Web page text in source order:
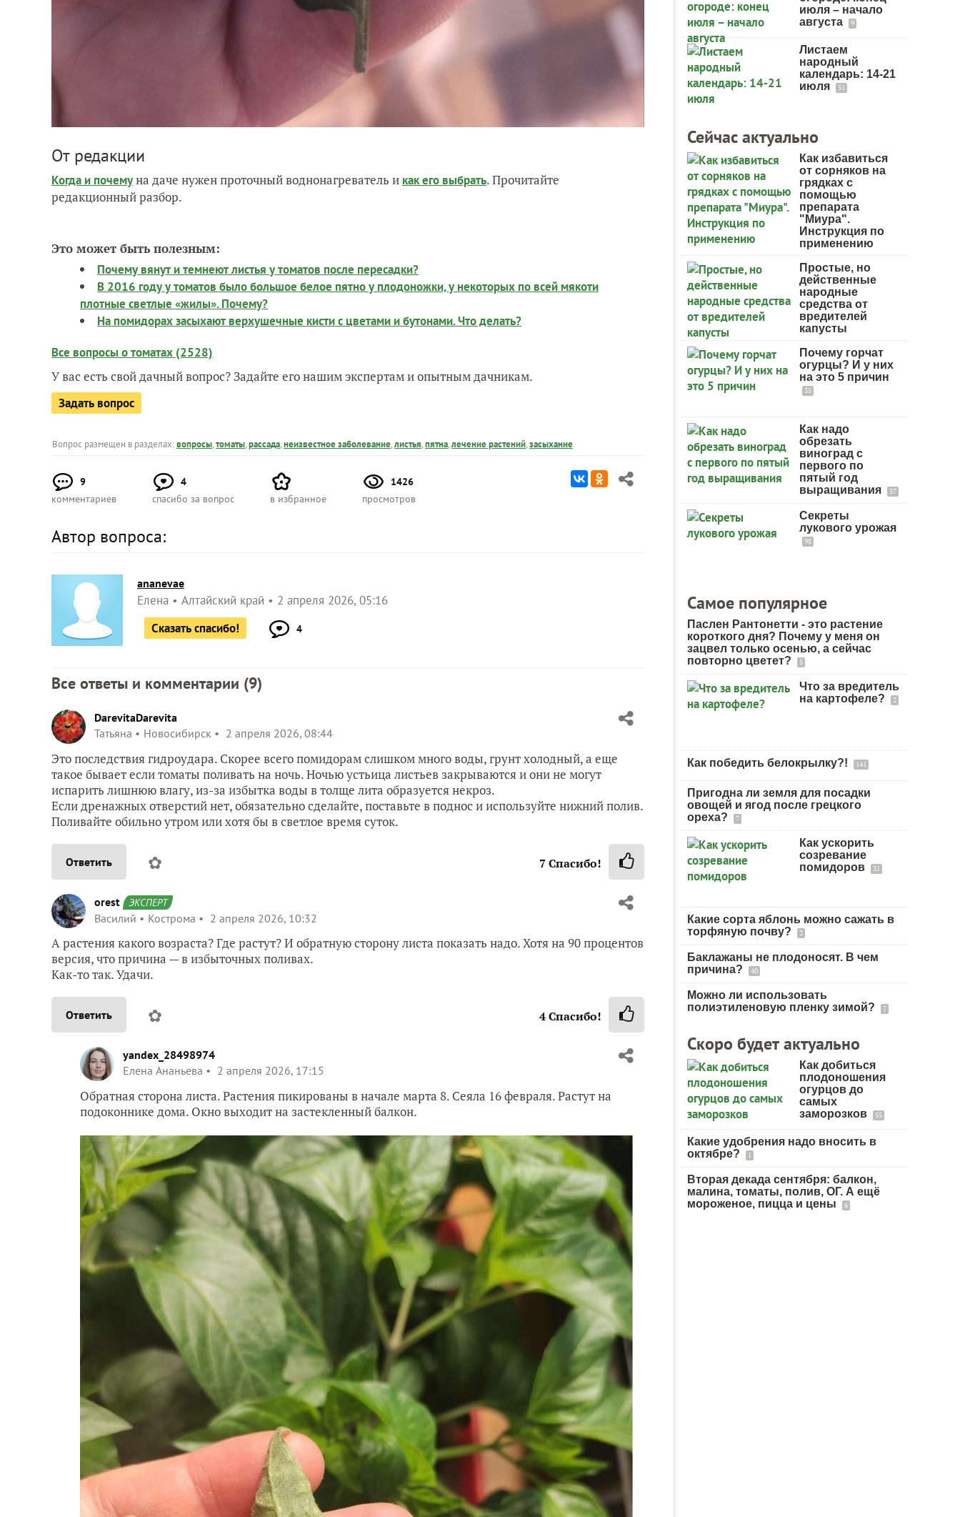
От редакции
Когда и почемуна даче нужен проточный воднонагреватель и как его выбрать. Прочитайте
редакционный разбор.
Это может быть полезным:
Почему вянут и темнеют листья у томатов после пересадки?
В 2016 году у томатов было большое белое пятно у плодоножки, у некоторых по всей мякоти
плотные светлые «жилы». Почему?
На помидорах засыхают верхушечные кисти с цветами и бутонами. Что делать?
Все вопросы о томатах (2528)
У вас есть свой дачный вопрос? Задайте его нашим экспертам и опытным дачникам.
Задать вопрос
Вопрос размещен в разделах:вопросы,томаты,рассада,неизвестное заболевание,листья,пятна,лечение растений,засыхание
9
комментариев
4
спасибо за вопрос
в избранное
1426
просмотров
Автор вопроса:
ananevae
Елена Алтайский край
2 апреля 2026, 05:16
Сказать спасибо!
4
Все ответы и комментарии (9)
DarevitaDarevita
Татьяна
Новосибирск 2 апреля 2026, 08:44
Это последствия гидроудара. Cкорее всего помидорам слишком много воды, грунт холодный, а еще
такое бывает если томаты поливать на ночь. Ночью устьица листьев закрываются и они не могут
испарить лишнюю влагу, из-за избытка воды в толще лита образуется некроз.
Если дренажных отверстий нет, обязательно сделайте, поставьте в поднос и используйте нижний полив.
Поливайте обильно утром или хотя бы в светлое время суток.
Ответить ✿ 7Спасибо!
orest ЭКСПЕРТ
Василий Кострома 2 апреля 2026, 10:32
А растения какого возраста? Где растут? И обратную сторону листа показать надо. Хотя на 90 процентов
версия, что причина — в избыточных поливах.
Как-то так. Удачи.
Ответить ✿ 4Спасибо!
yandex_28498974
Елена Ананьева
2 апреля 2026, 17:15
Обратная сторона листа. Растения пикированы в начале марта 8. Сеяла 16 февраля. Растут на
подоконнике дома. Окно выходит на застекленный балкон.
июля – начало
августа
9
Листаем
народный
календарь: 14-21
июля
31
Сейчас актуально
Как избавиться
от сорняков на
грядках с
помощью
препарата
"Миура".
Инструкция по
применению
Простые, но
действенные
народные
средства от
вредителей
капусты
Почему горчат
огурцы? И у них
на это 5 причин
35
Как надо
обрезать
виноград с
первого по
пятый год
выращивания
37
Секреты
лукового урожая
98
Самое популярное
Паслен Рантонетти - это растение
короткого дня? Почему у меня он
зацвел только осенью, а сейчас
повторно цветет?
5
Что за вредитель
на картофеле?
2
Как победить белокрылку?! 141
Пригодна ли земля для посадки
овощей и ягод после грецкого
ореха?
7
Как ускорить
созревание
помидоров
31
Какие сорта яблонь можно сажать в
торфяную почву?
2
Баклажаны не плодоносят. В чем
причина?
40
Можно ли использовать
полиэтиленовую пленку зимой?
7
Скоро будет актуально
Как добиться
плодоношения
огурцов до
самых
заморозков
55
Какие удобрения надо вносить в
октябре?
1
Вторая декада сентября: балкон,
малина, томаты, полив, ОГ. А ещё
мороженое, пицца и цены
6